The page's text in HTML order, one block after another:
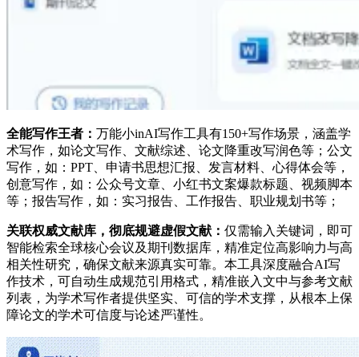
全能写作王者： 万能小inAI写作工具有150+写作场景，涵盖学
术写作，如论文写作、文献综述、论文降重改写润色等；公文
写作，如：PPT、申请书思想汇报、发言材料、心得体会等，
创意写作，如：公众号文章、小红书文案爆款标题、视频脚本
等；报告写作，如：实习报告、工作报告、职业规划书等；
关联权威文献库，彻底规避虚假文献： 仅需输入关键词，即可
智能检索全球核心会议及期刊数据库，精准定位高影响力与高
相关性研究，确保文献来源真实可靠。本工具深度融合AI写
作技术，可自动生成规范引用格式，精准嵌入文中与参考文献
列表，为学术写作者提供坚实、可信的学术支撑，从根本上保
障论文的学术可信度与论述严谨性。